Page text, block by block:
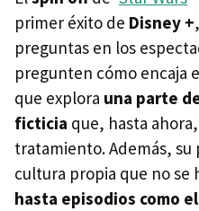
primer éxito de Disney +
preguntas en los
pregunten cómo encaja
que explora una parte
ficticia que, hasta
tratamiento. Además,
cultura propia que no se
hasta episodios como